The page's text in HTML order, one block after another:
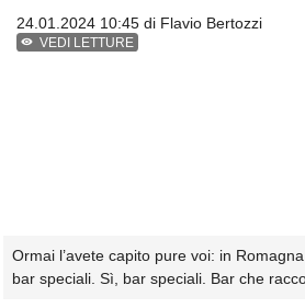
24.01.2024 10:45 di Flavio Bertozzi
VEDI LETTURE
Ormai l’avete capito pure voi: in
bar speciali. Sì, bar speciali. Bar che